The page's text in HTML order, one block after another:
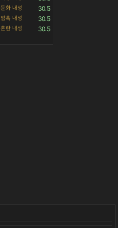
둔화 내성 30.5
암흑 내성 30.5
혼란 내성 30.5